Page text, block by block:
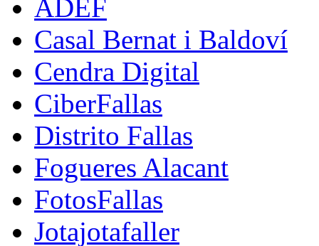
ADEF
Casal Bernat i Baldoví
Cendra Digital
CiberFallas
Distrito Fallas
Fogueres Alacant
FotosFallas
Jotajotafaller